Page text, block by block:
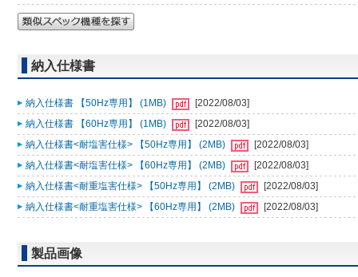
納入仕様書
納入仕様書 【50Hz専用】 (1MB)
[2022/08/03]
納入仕様書 【60Hz専用】 (1MB)
[2022/08/03]
納入仕様書<耐塩害仕様> 【50Hz専用】 (2MB)
[2022/08/03]
納入仕様書<耐塩害仕様> 【60Hz専用】 (2MB)
[2022/08/03]
納入仕様書<耐重塩害仕様> 【50Hz専用】 (2MB)
[2022/08/03]
納入仕様書<耐重塩害仕様> 【60Hz専用】 (2MB)
[2022/08/03]
製品画像